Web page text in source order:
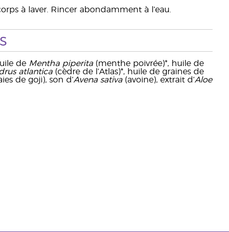
à laver. Rincer abondamment à l’eau.
de Mentha piperita(menthe poivrée)*, huile de
atlantica(cèdre de l’Atlas)*, huile de graines de
de goji), son d’Avena sativa(avoine), extrait d’Aloe